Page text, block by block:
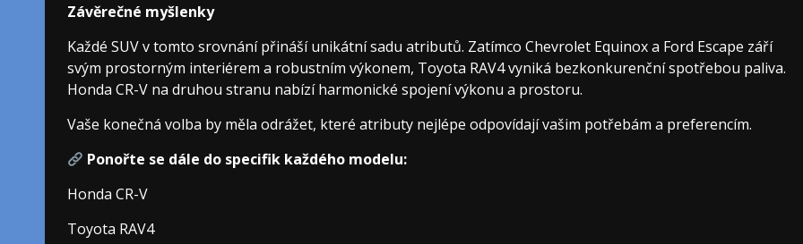
Závěrečné myšlenky
Každé SUV v tomto srovnání přináší unikátní sadu atributů. Zatímco Chevrolet Equinox a Ford Escape září
svým prostorným interiérem a robustním výkonem, Toyota RAV4 vyniká bezkonkurenční spotřebou paliva.
Honda CR-V na druhou stranu nabízí harmonické spojení výkonu a prostoru.
Vaše konečná volba by měla odrážet, které atributy nejlépe odpovídají vašim potřebám a preferencím.
Ponořte se dále do specifik každého modelu:
Honda CR-V
Toyota RAV4